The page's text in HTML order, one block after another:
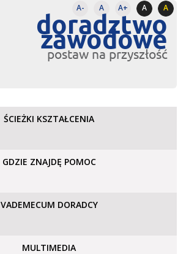
A- A A+ A A
doradztwo
zawodowe
postaw na przyszłość
ŚCIEŻKI KSZTAŁCENIA
GDZIE ZNAJDĘ POMOC
VADEMECUM DORADCY
MULTIMEDIA